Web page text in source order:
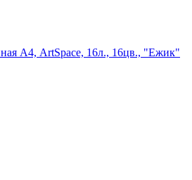
А4, ArtSpace, 16л., 16цв., "Ежик"